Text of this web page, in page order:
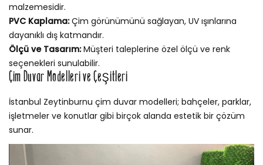
malzemesidir.
PVC Kaplama:Çim görünümünü sağlayan, UV ışınlarına
dayanıklı dış katmandır.
Ölçü ve Tasarım:Müşteri taleplerine özel ölçü ve renk
seçenekleri sunulabilir.
Çim Duvar Modelleri ve Çeşitleri
İstanbul Zeytinburnu çim duvar modelleri; bahçeler, parklar,
işletmeler ve konutlar gibi birçok alanda estetik bir çözüm
sunar.